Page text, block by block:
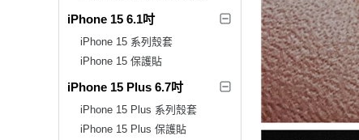
iPhone 15 6.1吋
iPhone 15 系列殼套
iPhone 15 保護貼
iPhone 15 Plus 6.7吋
iPhone 15 Plus 系列殼套
iPhone 15 Plus 保護貼